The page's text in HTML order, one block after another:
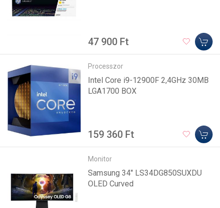
47 900 Ft
Processzor
Intel Core i9-12900F 2,4GHz 30MB
LGA1700 BOX
159 360 Ft
Monitor
Samsung 34" LS34DG850SUXDU
OLED Curved